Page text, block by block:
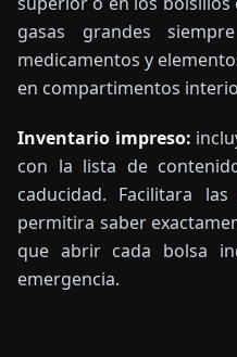
gasas grandes
medicamentos y
en compartimentos
Inventario impreso:
con la lista de
caducidad. Facilitara
permitira saber
que abrir cada bolsa
emergencia.